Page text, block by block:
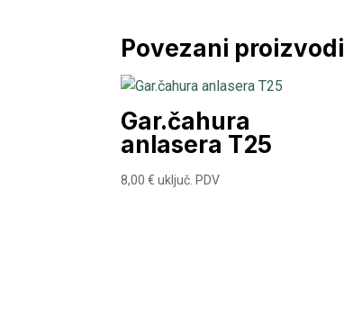
Povezani proizvodi
Gar.čahura
anlasera T25
8,00€ uključ. PDV